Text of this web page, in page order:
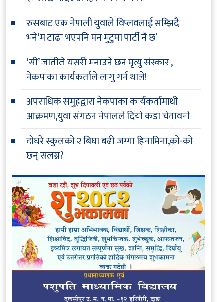
रुसबाट एक नेपाली युवाले विप्लवलाई सम्झिदै
भने‘म टाढा भएपनि मन मुटुमा पार्टी नै छ’
‘सी’ जातीले यसरी मनाउने छन मृत्यु संस्कार ,
नेकपाका कार्यकर्ताले लागु गर्न थाले!
अपराधिक समुहद्वारा नेकपाका कार्यकर्तामाथी
आक्रमण,युवा संगठन नेपालले दियो कडा चेतावनी
दोघरे स्कुलको २ बिघा बढी जग्गा हिनामिना,को-को
छन् संलग्न?